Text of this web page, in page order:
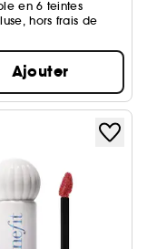
en 6 teintes
hors frais de
Ajouter